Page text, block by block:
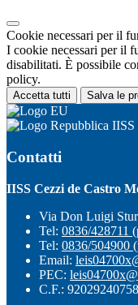
Cookie necessari per il
I cookie necessari per il
disabilitati. È possibile
policy.
Accetta tutti Salva le
IISS
Contatti
IISS Cezzi de Castro
Via Don Luigi
Tel: 0836/428711
Tel: 0836/504900
Email:
PEC:
C.F.: 92029240758